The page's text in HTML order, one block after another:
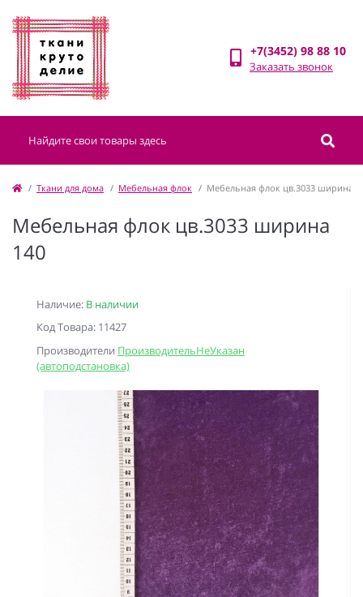
+7(3452) 98 88 10
Заказать звонок
Ткани для дома Мебельная флок Мебельная флок цв.3033 ширина
Мебельная флок цв.3033 ширина
140
Наличие: В наличии
Код Товара: 11427
Производители ПроизводительНеУказан
(автоподстановка)